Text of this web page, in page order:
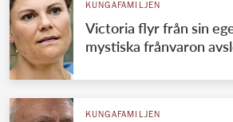
KUNGAFAMILJEN
Victoria flyr från sin
mystiska frånvaron
KUNGAFAMILJEN